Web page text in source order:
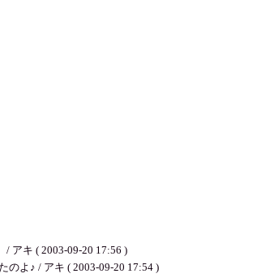
アキ ( 2003-09-20 17:56 )
よ♪ / アキ ( 2003-09-20 17:54 )